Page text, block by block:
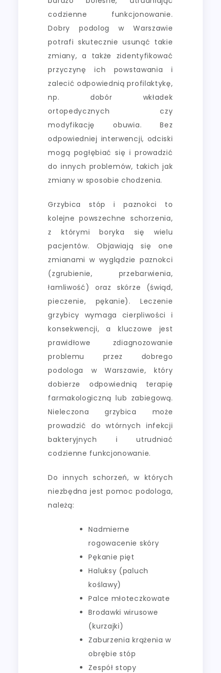
codzienne funkcjonowanie.
Dobry podolog w Warszawie
potrafi skutecznie usunąć takie
zmiany, a także zidentyfikować
przyczynę ich powstawania i
zalecić odpowiednią profilaktykę,
np. dobór wkładek
ortopedycznych czy
modyfikację obuwia. Bez
odpowiedniej interwencji, odciski
mogą pogłębiać się i prowadzić
do innych problemów, takich jak
zmiany w sposobie chodzenia.
Grzybica stóp i paznokci to
kolejne powszechne schorzenia,
z którymi boryka się wielu
pacjentów. Objawiają się one
zmianami w wyglądzie paznokci
(zgrubienie, przebarwienia,
łamliwość) oraz skórze (świąd,
pieczenie, pękanie). Leczenie
grzybicy wymaga cierpliwości i
konsekwencji, a kluczowe jest
prawidłowe zdiagnozowanie
problemu przez dobrego
podologa w Warszawie, który
dobierze odpowiednią terapię
farmakologiczną lub zabiegową.
Nieleczona grzybica może
prowadzić do wtórnych infekcji
bakteryjnych i utrudniać
codzienne funkcjonowanie.
Do innych schorzeń, w których
niezbędna jest pomoc podologa,
należą:
Nadmierne
rogowacenie skóry
Pękanie pięt
Haluksy (paluch
koślawy)
Palce młoteczkowate
Brodawki wirusowe
(kurzajki)
Zaburzenia krążenia w
obrębie stóp
Zespół stopy